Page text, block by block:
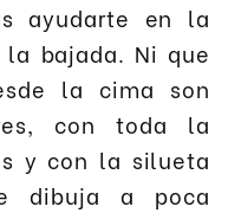
ayudarte en la
bajada. Ni que
la cima son
con toda la
y con la silueta
dibuja a poca